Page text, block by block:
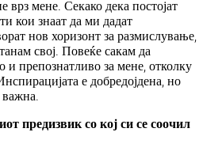
врз мене. Секако дека постојат
кои знаат да ми дадат
нов хоризонт за размислување,
свој. Повеќе сакам да
и препознатливо за мене, отколку
е добредојдена, но
предизвик со кој си се соочил